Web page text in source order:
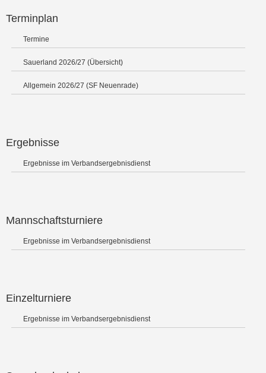
Terminplan
Termine
Sauerland 2026/27 (Übersicht)
Allgemein 2026/27 (SF Neuenrade)
Ergebnisse
Ergebnisse im Verbandsergebnisdienst
Mannschaftsturniere
Ergebnisse im Verbandsergebnisdienst
Einzelturniere
Ergebnisse im Verbandsergebnisdienst